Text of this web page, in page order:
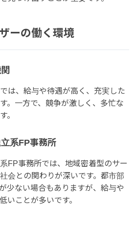
ーの働く環境
は、給与や待遇が高く、充実した
。一方で、競争が激しく、多忙な
。
系FP事務所
FP事務所では、地域密着型のサー
会との関わりが深いです。都市部
少ない場合もありますが、給与や
いことが多いです。